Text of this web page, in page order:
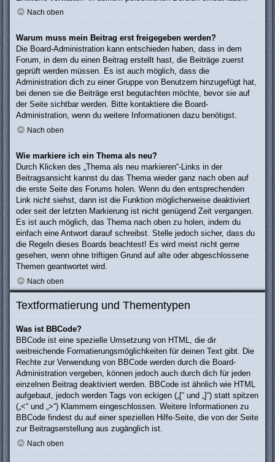
Nach oben
Warum muss mein Beitrag erst freigegeben werden?
Die Board-Administration kann entschieden haben, dass in dem
Forum, in dem du einen Beitrag erstellt hast, die Beiträge zuerst
geprüft werden müssen. Es ist auch möglich, dass die
Administration dich zu einer Gruppe von Benutzern hinzugefügt hat,
bei denen sie die Beiträge erst begutachten möchte, bevor sie auf
der Seite sichtbar werden. Bitte kontaktiere die Board-
Administration, wenn du weitere Informationen dazu benötigst.
Nach oben
Wie markiere ich ein Thema als neu?
Durch Klicken des „Thema als neu markieren“-Links in der
Beitragsansicht kannst du das Thema wieder ganz nach oben auf
die erste Seite des Forums holen. Wenn du den entsprechenden
Link nicht siehst, dann ist die Funktion möglicherweise deaktiviert
oder seit der letzten Markierung ist nicht genügend Zeit vergangen.
Es ist auch möglich, das Thema nach oben zu holen, indem du
einfach eine Antwort darauf schreibst. Stelle jedoch sicher, dass du
die Regeln dieses Boards beachtest! Es wird meist nicht gerne
gesehen, wenn ohne triftigen Grund auf alte oder abgeschlossene
Themen geantwortet wird.
Nach oben
Textformatierung und Thementypen
Was ist BBCode?
BBCode ist eine spezielle Umsetzung von HTML, die dir
weitreichende Formatierungsmöglichkeiten für deinen Text gibt. Die
Rechte zur Verwendung von BBCode werden durch die Board-
Administration vergeben, können jedoch auch durch dich für jeden
einzelnen Beitrag deaktiviert werden. BBCode ist ähnlich wie HTML
aufgebaut, jedoch werden Tags von eckigen („[“ und „]“) statt spitzen
(„<“ und „>“) Klammern eingeschlossen. Weitere Informationen zu
BBCode findest du auf einer speziellen Hilfe-Seite, die von der Seite
zur Beitragserstellung aus zugänglich ist.
Nach oben